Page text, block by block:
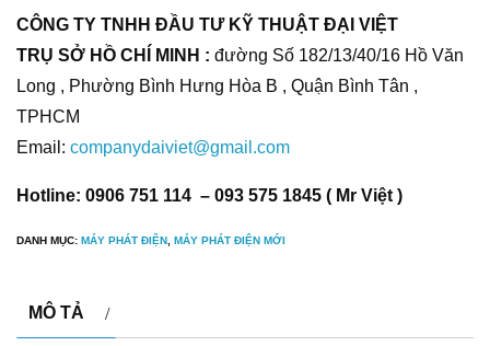
CÔNG TY TNHH ĐẦU TƯ KỸ THUẬT ĐẠI VIỆT
TRỤ SỞ HỒ CHÍ MINH : đường Số 182/13/40/16 Hồ Văn
Long , Phường Bình Hưng Hòa B , Quận Bình Tân ,
TPHCM
Email: companydaiviet@gmail.com
Hotline: 0906 751 114 – 093 575 1845 ( Mr Việt )
DANH MỤC: MÁY PHÁT ĐIỆN MÁY PHÁT ĐIỆN MỚI
MÔ TẢ